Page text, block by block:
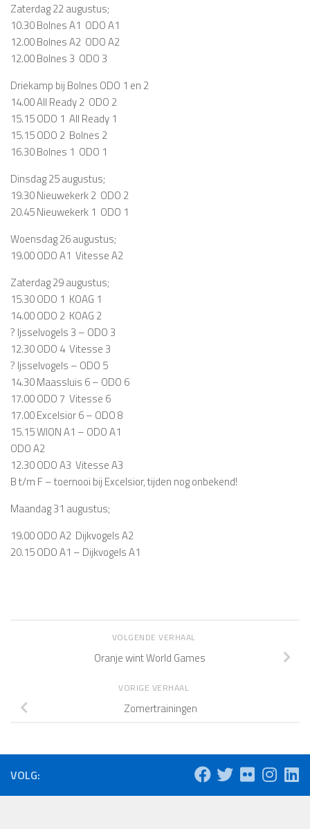
Zaterdag 22 augustus;
10.30 Bolnes A1  ODO A1
12.00 Bolnes A2  ODO A2
12.00 Bolnes 3  ODO 3
Driekamp bij Bolnes ODO 1 en 2
14.00 All Ready 2  ODO 2
15.15 ODO 1  All Ready 1
15.15 ODO 2  Bolnes 2
16.30 Bolnes 1  ODO 1
Dinsdag 25 augustus;
19.30 Nieuwekerk 2  ODO 2
20.45 Nieuwekerk 1  ODO 1
Woensdag 26 augustus;
19.00 ODO A1  Vitesse A2
Zaterdag 29 augustus;
15.30 ODO 1  KOAG 1
14.00 ODO 2  KOAG 2
? Ijsselvogels 3 – ODO 3
12.30 ODO 4  Vitesse 3
? Ijsselvogels – ODO 5
14.30 Maassluis 6 – ODO 6
17.00 ODO 7  Vitesse 6
17.00 Excelsior 6 – ODO 8
15.15 WION A1 – ODO A1
ODO A2
12.30 ODO A3  Vitesse A3
B t/m F – toernooi bij Excelsior, tijden nog onbekend!
Maandag 31 augustus;
19.00 ODO A2  Dijkvogels A2
20.15 ODO A1 – Dijkvogels A1
VOLGENDE VERHAAL
Oranje wint World Games
VORIGE VERHAAL
Zomertrainingen
VOLG: